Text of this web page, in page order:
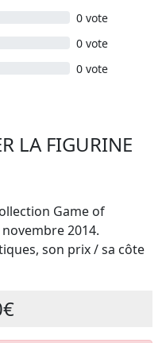
0 vote
0 vote
0 vote
LA FIGURINE
Game of
2014.
son prix / sa côte